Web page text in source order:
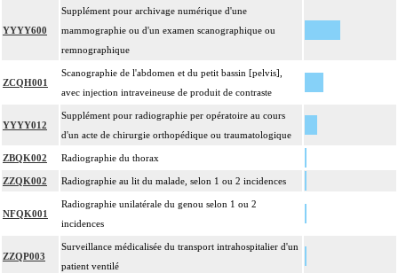
YYYY600
Supplément pour archivage numérique d'une
mammographie ou d'un examen scanographique ou
remnographique
ZCQH001
Scanographie de l'abdomen et du petit bassin [pelvis],
avec injection intraveineuse de produit de contraste
YYYY012
Supplément pour radiographie per opératoire au cours
d'un acte de chirurgie orthopédique ou traumatologique
ZBQK002 Radiographie du thorax
ZZQK002 Radiographie au lit du malade, selon 1 ou 2 incidences
NFQK001
Radiographie unilatérale du genou selon 1 ou 2
incidences
ZZQP003
Surveillance médicalisée du transport intrahospitalier d'un
patient ventilé